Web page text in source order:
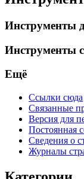
Инструменты
Инструменты
Ещё
Ссылки сюда
Связанные
Версия для
Постоянная
Сведения о
Журналы